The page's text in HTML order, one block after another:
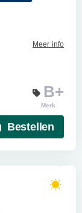
Meer info
B+
Merk
Bestellen